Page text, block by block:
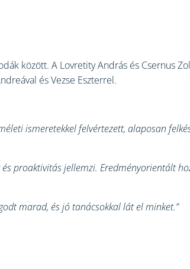
között. A Lovretity András és Csernus
és Vezse Eszterrel.
ismeretekkel felvértezett, alaposan
proaktivitás jellemzi. Eredményorientált
marad, és jó tanácsokkal lát el minket.”